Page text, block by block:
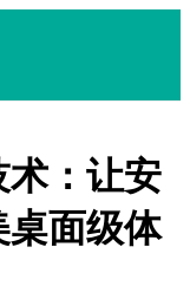
：让安
面级体